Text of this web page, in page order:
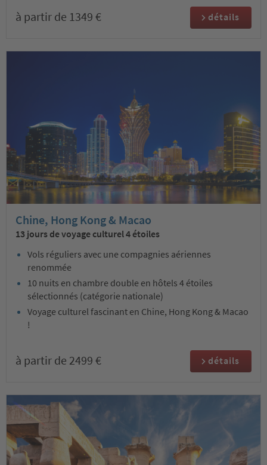
à partir de 1349 € détails
Chine, Hong Kong & Macao
13 jours de voyage culturel 4 étoiles
Vols réguliers avec une compagnies aériennes
renommée
10 nuits en chambre double en hôtels 4 étoiles
sélectionnés (catégorie nationale)
Voyage culturel fascinant en Chine, Hong Kong & Macao
!
à partir de 2499 € détails